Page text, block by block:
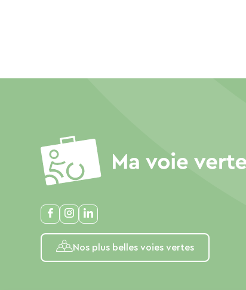
Nos plus belles voies vertes